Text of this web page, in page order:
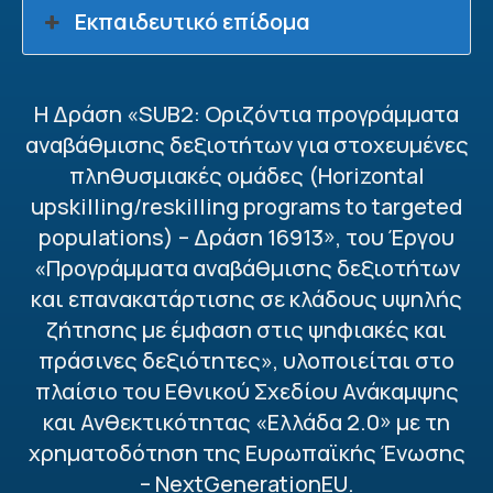
Εκπαιδευτικό επίδομα
Η Δράση «SUB2: Οριζόντια προγράμματα
αναβάθμισης δεξιοτήτων για στοχευμένες
πληθυσμιακές ομάδες (Horizontal
upskilling/reskilling programs to targeted
populations) – Δράση 16913», του Έργου
«Προγράμματα αναβάθμισης δεξιοτήτων
και επανακατάρτισης σε κλάδους υψηλής
ζήτησης με έμφαση στις ψηφιακές και
πράσινες δεξιότητες», υλοποιείται στο
πλαίσιο του Εθνικού Σχεδίου Ανάκαμψης
και Ανθεκτικότητας «Ελλάδα 2.0» με τη
χρηματοδότηση της Ευρωπαϊκής Ένωσης
– NextGenerationEU.